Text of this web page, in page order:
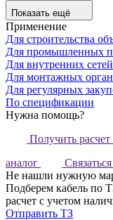
Показать ещё
Применение
Для строительства
Для промышленных
Для внутренних сетей
Для монтажных
Для регулярных
По спецификации
Нужна помощь?
Получить расчет
аналог
Не нашли нужную
Подберем кабель по
расчет с учетом
Отправить ТЗ